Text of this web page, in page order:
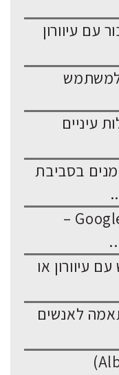
עם עיוורון
למשתמש
עיניים
בסביבת
יישומון (אפליקציית) Google Lens –
עיוורון או
לאנשים